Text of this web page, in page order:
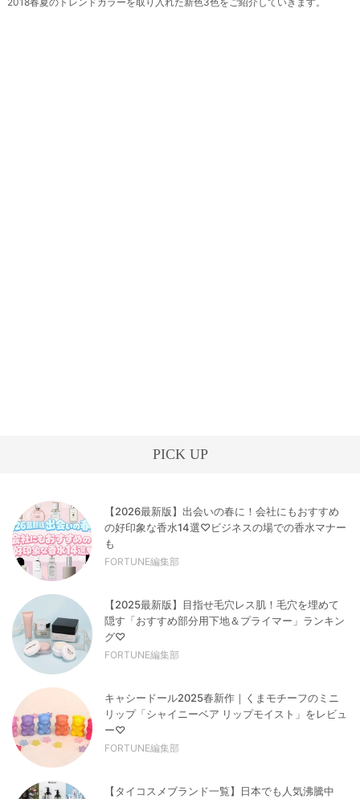
PICK UP
【2026最新版】出会いの春に！会社にもおすすめ
の好印象な香水14選♡ビジネスの場での香水マナー
も
FORTUNE編集部
【2025最新版】目指せ毛穴レス肌！毛穴を埋めて
隠す「おすすめ部分用下地＆プライマー」ランキン
グ♡
FORTUNE編集部
キャシードール2025春新作｜くまモチーフのミニ
リップ「シャイニーベア リップモイスト」をレビュ
ー♡
FORTUNE編集部
【タイコスメブランド一覧】日本でも人気沸騰中